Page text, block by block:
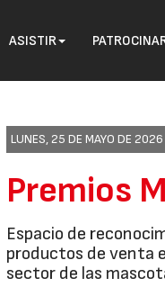
ASISTIR
LUNES, 25 DE MAYO DE
Premios
Espacio de
productos de venta
sector de las